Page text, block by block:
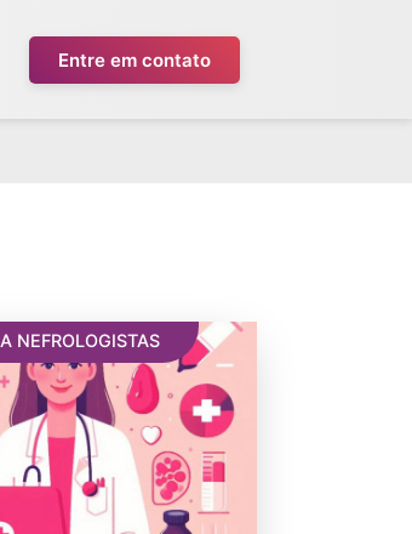
Entre em contato
NEFROLOGISTAS